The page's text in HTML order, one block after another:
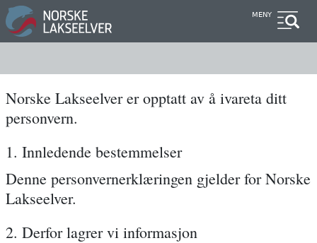
Hopp
til
hovedinnhold
MENY
Norske Lakseelver er opptatt av å ivareta ditt
personvern.
1. Innledende bestemmelser
Denne personvernerklæringen gjelder for Norske
Lakseelver.
2. Derfor lagrer vi informasjon